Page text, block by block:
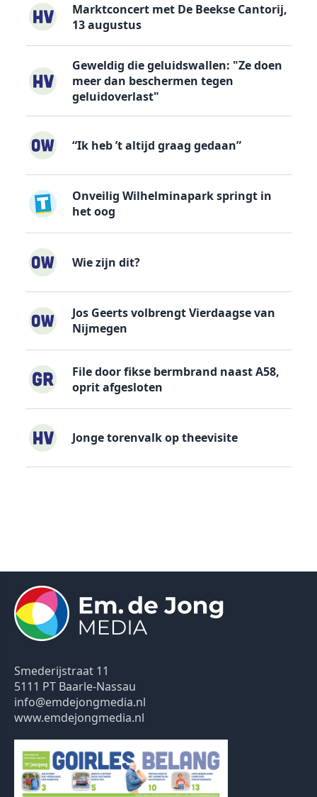
Marktconcert met De Beekse Cantorij,
13 augustus
Geweldig die geluidswallen: "Ze doen
meer dan beschermen tegen
geluidoverlast"
“Ik heb ’t altijd graag gedaan”
Onveilig Wilhelminapark springt in
het oog
Wie zijn dit?
Jos Geerts volbrengt Vierdaagse van
Nijmegen
File door fikse bermbrand naast A58,
oprit afgesloten
Jonge torenvalk op theevisite
Smederijstraat 11
5111 PT Baarle-Nassau
info@emdejongmedia.nl
www.emdejongmedia.nl